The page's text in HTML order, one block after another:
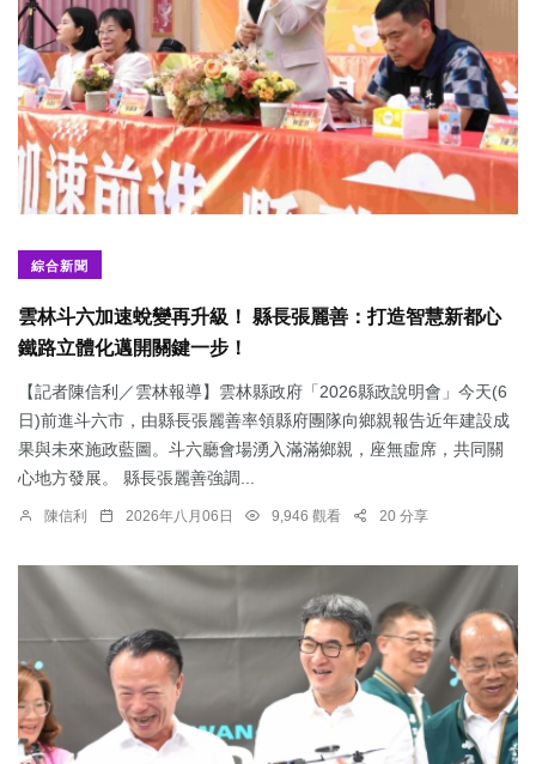
綜合新聞
雲林斗六加速蛻變再升級！ 縣長張麗善：打造智慧新都心
鐵路立體化邁開關鍵一步！
【記者陳信利／雲林報導】雲林縣政府「2026縣政說明會」今天(6
日)前進斗六市，由縣長張麗善率領縣府團隊向鄉親報告近年建設成
果與未來施政藍圖。斗六廳會場湧入滿滿鄉親，座無虛席，共同關
心地方發展。 縣長張麗善強調...
陳信利 2026年八月06日 9,946 觀看 20 分享